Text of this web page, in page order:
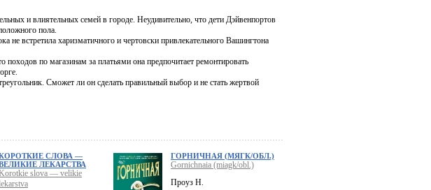
и влиятельных семей в городе. Неудивительно, что дети Дэйвенпортов
пола.
не встретила харизматичного и чертовски привлекательного Вашингтона
по магазинам за платьями она предпочитает ремонтировать
Сможет ли он сделать правильный выбор и не стать жертвой
СЛОВА —
ЛЕКАРСТВА
slova — velikie
ГОРНИЧНАЯ (МЯГК/ОБЛ.)
Gornichnaia (miagk/obl.)
Проуз Н.